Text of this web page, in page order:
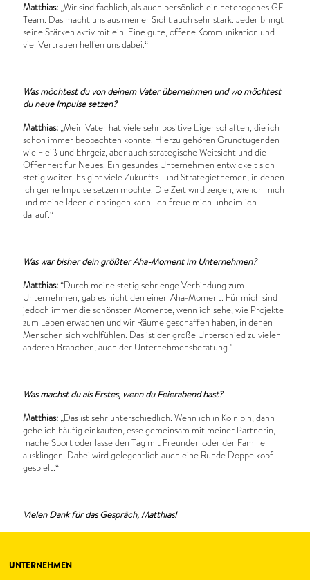
Matthias:„Wir sind fachlich, als auch persönlich ein heterogenes GF-
Team. Das macht uns aus meiner Sicht auch sehr stark. Jeder bringt
seine Stärken aktiv mit ein. Eine gute, offene Kommunikation und
viel Vertrauen helfen uns dabei.“
Was möchtest du von deinem Vater übernehmen und wo möchtest
du neue Impulse setzen?
Matthias:„Mein Vater hat viele sehr positive Eigenschaften, die ich
schon immer beobachten konnte. Hierzu gehören Grundtugenden
wie Fleiß und Ehrgeiz, aber auch strategische Weitsicht und die
Offenheit für Neues. Ein gesundes Unternehmen entwickelt sich
stetig weiter. Es gibt viele Zukunfts- und Strategiethemen, in denen
ich gerne Impulse setzen möchte. Die Zeit wird zeigen, wie ich mich
und meine Ideen einbringen kann. Ich freue mich unheimlich
darauf.“
Was war bisher dein größter Aha-Moment im Unternehmen?
Matthias:“Durch meine stetig sehr enge Verbindung zum
Unternehmen, gab es nicht den einen Aha-Moment. Für mich sind
jedoch immer die schönsten Momente, wenn ich sehe, wie Projekte
zum Leben erwachen und wir Räume geschaffen haben, in denen
Menschen sich wohlfühlen. Das ist der große Unterschied zu vielen
anderen Branchen, auch der Unternehmensberatung."
Was machst du als Erstes, wenn du Feierabend hast?
Matthias:„Das ist sehr unterschiedlich. Wenn ich in Köln bin, dann
gehe ich häufig einkaufen, esse gemeinsam mit meiner Partnerin,
mache Sport oder lasse den Tag mit Freunden oder der Familie
ausklingen. Dabei wird gelegentlich auch eine Runde Doppelkopf
gespielt.“
Vielen Dank für das Gespräch, Matthias!
UNTERNEHMEN